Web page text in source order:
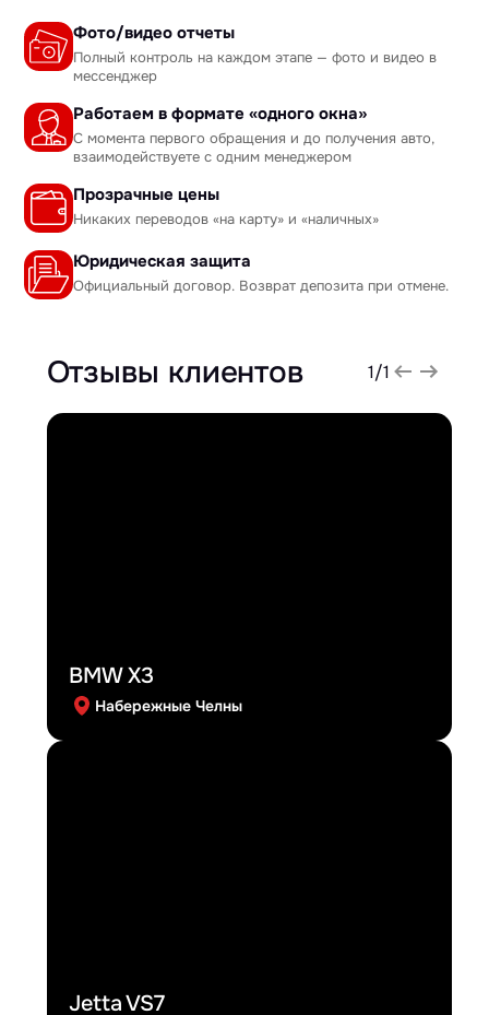
Фото/видео отчеты
Полный контроль на каждом этапе — фото и видео в
мессенджер
Работаем в формате «одного окна»
С момента первого обращения и до получения авто,
взаимодействуете с одним менеджером
Прозрачные цены
Никаких переводов «на карту» и «наличных»
Юридическая защита
Официальный договор. Возврат депозита при отмене.
Отзывы клиентов 1/1
BMW X3
Набережные Челны
Jetta VS7